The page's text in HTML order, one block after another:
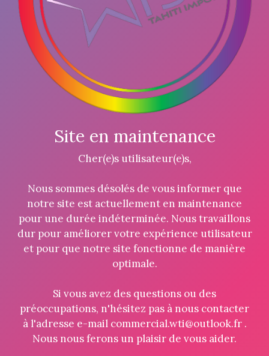
Site en maintenance
Cher(e)s utilisateur(e)s,
Nous sommes désolés de vous informer que
notre site est actuellement en maintenance
pour une durée indéterminée. Nous travaillons
dur pour améliorer votre expérience utilisateur
et pour que notre site fonctionne de manière
optimale.
Si vous avez des questions ou des
préoccupations, n'hésitez pas à nous contacter
à l'adresse e-mail commercial.wti@outlook.fr .
Nous nous ferons un plaisir de vous aider.